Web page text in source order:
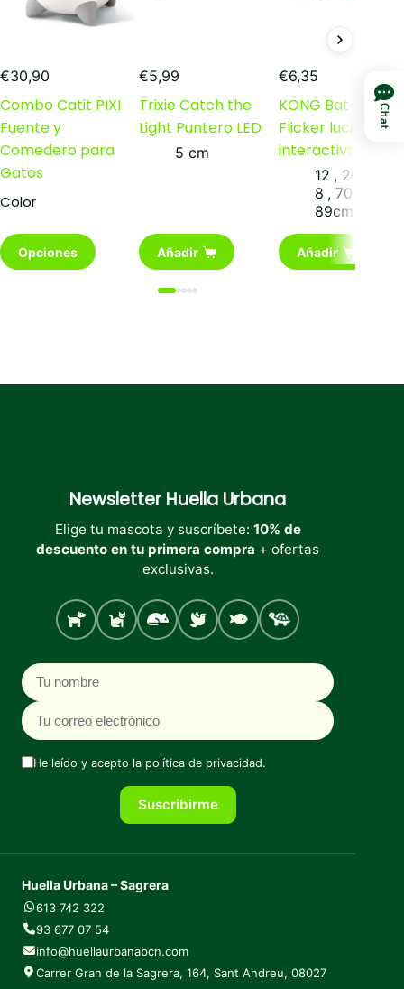
€30,90
Combo Catit PIXI
Fuente y
Comedero para
Gatos
Color
Opciones
Este
producto
pueden
€5,99
Trixie Catch the
Light Puntero LED
5 cm
Añadir
€6,35
KONG Bat-a-
Flicker luciérnaga
interactiva
12 , 20g
8 , 70 x 4
89cm
Añadir
Newsletter Huella Urbana
Elige tu mascota y suscríbete: 10% de
descuento en tu primera compra + ofertas
exclusivas.
Perro Gato Roedores
Aves PecesTortugas
Nombre
Correo electrónico
He leído y acepto la política de privacidad.
Suscribirme
Huella Urbana – Sagrera
613 742 322
93 677 07 54
info@huellaurbanabcn.com
Carrer Gran de la Sagrera, 164, Sant Andreu, 08027
Chat